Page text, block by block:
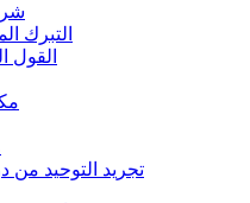
التبرك
القول
تجريد التوحيد من